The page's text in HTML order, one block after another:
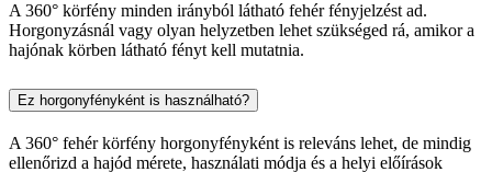
A 360° körfény minden irányból látható fehér fényjelzést ad.
Horgonyzásnál vagy olyan helyzetben lehet szükséged rá, amikor a
hajónak körben látható fényt kell mutatnia.
Ez horgonyfényként is használható?
A 360° fehér körfény horgonyfényként is releváns lehet, de mindig
ellenőrizd a hajód mérete, használati módja és a helyi előírások